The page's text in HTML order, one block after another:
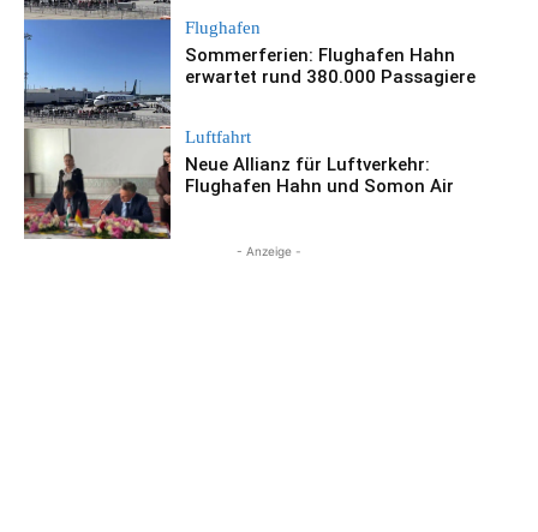
Flughafen
Sommerferien: Flughafen Hahn
erwartet rund 380.000 Passagiere
Luftfahrt
Neue Allianz für Luftverkehr:
Flughafen Hahn und Somon Air
- Anzeige -